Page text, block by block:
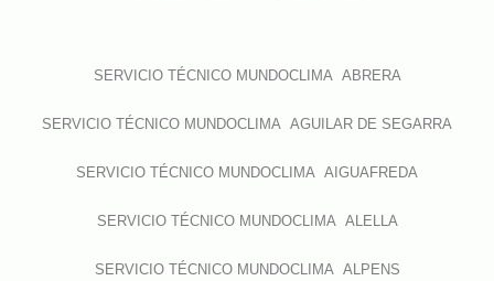
SERVICIO TÉCNICO MUNDOCLIMA ABRERA
SERVICIO TÉCNICO MUNDOCLIMA AGUILAR DE SEGARRA
SERVICIO TÉCNICO MUNDOCLIMA AIGUAFREDA
SERVICIO TÉCNICO MUNDOCLIMA ALELLA
SERVICIO TÉCNICO MUNDOCLIMA ALPENS